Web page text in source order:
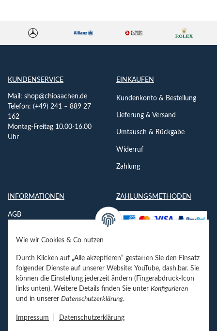
Wie wir Cookies & Co nutzen
Durch Klicken auf „Alle akzeptieren“ gestatten Sie den Einsatz
folgender Dienste auf unserer Website: YouTube, dash.bar. Sie
können die Einstellung jederzeit ändern (Fingerabdruck-Icon
links unten). Weitere Details finden Sie unter Konfigurieren
und in unserer Datenschutzerklärung.
Impressum Datenschutzerklärung
KUNDENSERVICE
Mail: shop@chioaachen.de
Telefon: (+49) 241 – 889 27
162
Montag-Freitag 10.00-16.00
Uhr
EINKAUFEN
Kundenkonto & Bestellung
Lieferung & Versand
Umtausch & Rückgabe
Widerruf
Zahlung
INFORMATIONEN
AGB
Jobs
Newsletter
ZAHLUNGSMETHODEN